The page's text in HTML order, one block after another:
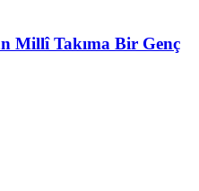
Millî Takıma Bir Genç